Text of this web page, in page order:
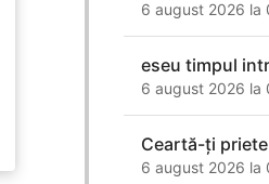
6 august 2026 la
eseu timpul
6 august 2026 la
Ceartă-ți
6 august 2026 la